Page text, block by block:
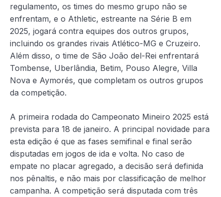
regulamento, os times do mesmo grupo não se
enfrentam, e o Athletic, estreante na Série B em
2025, jogará contra equipes dos outros grupos,
incluindo os grandes rivais Atlético-MG e Cruzeiro.
Além disso, o time de São João del-Rei enfrentará
Tombense, Uberlândia, Betim, Pouso Alegre, Villa
Nova e Aymorés, que completam os outros grupos
da competição.
A primeira rodada do Campeonato Mineiro 2025 está
prevista para 18 de janeiro. A principal novidade para
esta edição é que as fases semifinal e final serão
disputadas em jogos de ida e volta. No caso de
empate no placar agregado, a decisão será definida
nos pênaltis, e não mais por classificação de melhor
campanha. A competição será disputada com três